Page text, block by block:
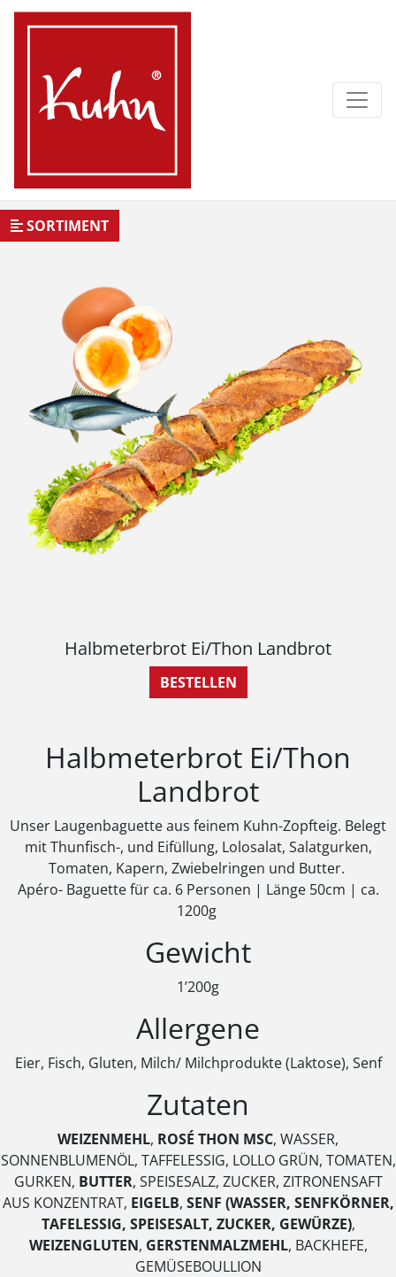
SORTIMENT
Halbmeterbrot Ei/Thon Landbrot
BESTELLEN
Halbmeterbrot Ei/Thon
Landbrot
Unser Laugenbaguette aus feinem Kuhn-Zopfteig. Belegt
mit Thunfisch-, und Eifüllung, Lolosalat, Salatgurken,
Tomaten, Kapern, Zwiebelringen und Butter.
Apéro- Baguette für ca. 6 Personen | Länge 50cm | ca.
1200g
Gewicht
1’200g
Allergene
Eier, Fisch, Gluten, Milch/ Milchprodukte (Laktose), Senf
Zutaten
WEIZENMEHL, ROSÉ THON MSC, WASSER,
SONNENBLUMENÖL, TAFFELESSIG, LOLLO GRÜN, TOMATEN,
GURKEN, BUTTER, SPEISESALZ, ZUCKER, ZITRONENSAFT
AUS KONZENTRAT, EIGELB, SENF (WASSER, SENFKÖRNER,
TAFELESSIG, SPEISESALT, ZUCKER, GEWÜRZE),
WEIZENGLUTEN, GERSTENMALZMEHL, BACKHEFE,
GEMÜSEBOULLION